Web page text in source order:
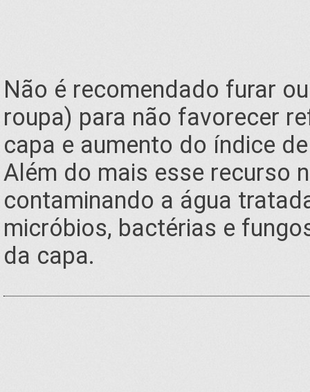
Não é recomendado furar
roupa) para não favorecer
capa e aumento do índice
Além do mais esse recurso
contaminando a água
micróbios, bactérias e
da capa.